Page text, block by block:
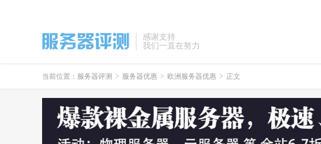
感谢支持
我们一直在努力
当前位置： 服务器评测 > 服务器优惠 > 欧洲服务器优惠 > 正文